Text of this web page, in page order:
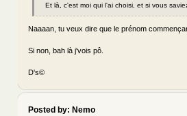
Et là, c'est moi qui l'ai choisi, et si vous
Naaaan, tu veux dire que le prénom
Si non, bah là j'vois pô.
D's©
Posted by: Nemo